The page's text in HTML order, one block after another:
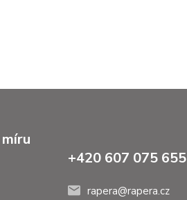
+420 607 075 655
rapera@rapera.cz